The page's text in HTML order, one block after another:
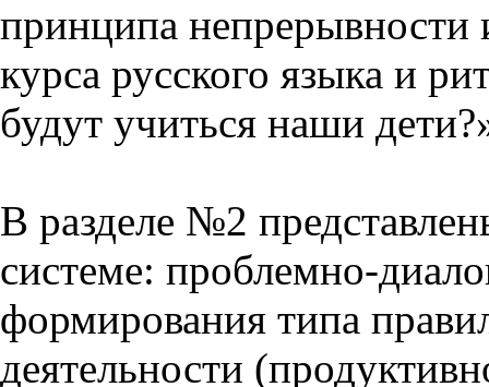
принципа непрерывности
курса русского языка и
будут учиться наши
В разделе №2
системе: проблемно-
формирования типа
деятельности